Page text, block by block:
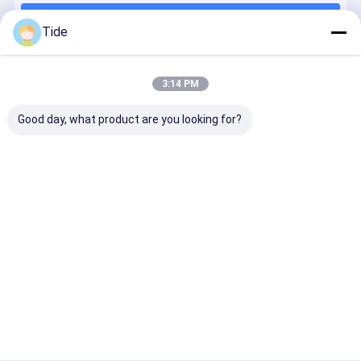
Вертикальный шлифовальный центр
Встроенный бустерный насос
Пластинчатый теплообменник
Теплообменник
Tide
3:14 PM
Good day, what product are you looking for?